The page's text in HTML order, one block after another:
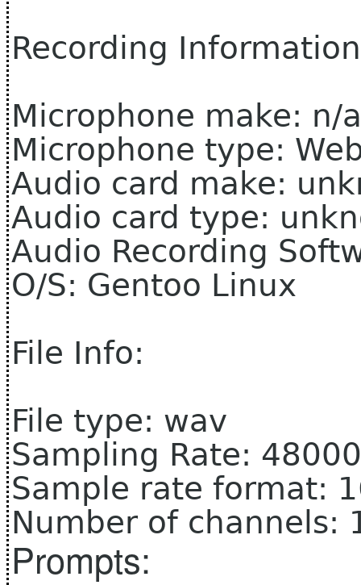
Recording
Microphone make: n/a
Microphone type:
Audio card make:
Audio card type:
Audio Recording
O/S: Gentoo Linux
File Info:
File type: wav
Sampling Rate: 48000
Sample rate format:
Number of channels:
Prompts: